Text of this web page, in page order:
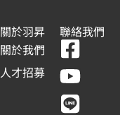
關於羽昇
關於我們
人才招募
聯絡我們
F
a
c
Y
o
u
L
i
n
L
i
n